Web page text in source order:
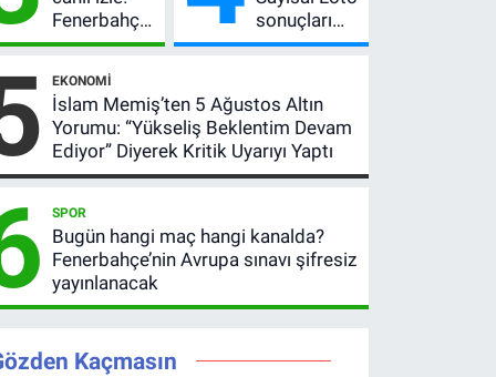
Fenerbahçe-
Sturm Graz
izlenir?
sonuçları
açıklandı!
EKONOMI
İslam Memiş’ten 5 Ağustos Altın
Yorumu: “Yükseliş Beklentim Devam
Ediyor” Diyerek Kritik Uyarıyı Yaptı
SPOR
Bugün hangi maç hangi kanalda?
Fenerbahçe’nin Avrupa sınavı şifresiz
yayınlanacak
Kaçmasın